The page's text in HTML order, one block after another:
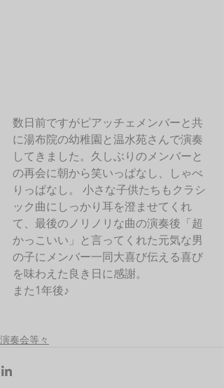
数日前ですがピアッチェメンバーと共
に湯布院の幼稚園と温水苑さんで演奏
してきました。久しぶりのメンバーと
の再会に朝から笑いっぱなし、しゃべ
りっぱなし。 小さな子供たちもクラシ
ック曲にしっかり耳を澄ませてくれ
て、最後のノリノリな曲の演奏後「超
かっこいい」と言ってくれた元気な男
の子にメンバー一同大喜び伝える喜び
を味わえた良き日に感謝。
また1年後♪
演奏会等々